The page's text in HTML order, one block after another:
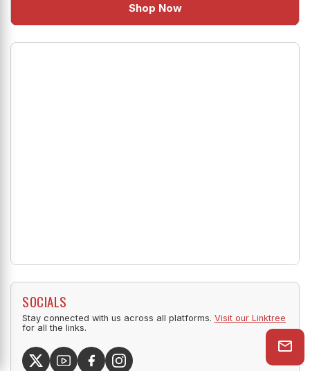
Shop Now
SOCIALS
Stay connected with us across all platforms. Visit our Linktree
for all the links.